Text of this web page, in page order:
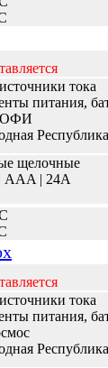
тока
питания,
Республика
щелочные
AAA | 24A
тока
питания,
Республика